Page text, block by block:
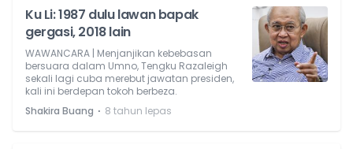
Ku Li: 1987 dulu lawan bapak
gergasi, 2018 lain
WAWANCARA | Menjanjikan kebebasan
bersuara dalam Umno, Tengku Razaleigh
sekali lagi cuba merebut jawatan presiden,
kali ini berdepan tokoh berbeza.
Shakira Buang ⋅ 8 tahun lepas